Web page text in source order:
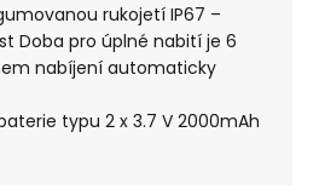
rukojetí IP67 –
Doba pro úplné nabití je 6
nabíjení automaticky
typu 2 x 3.7 V 2000mAh